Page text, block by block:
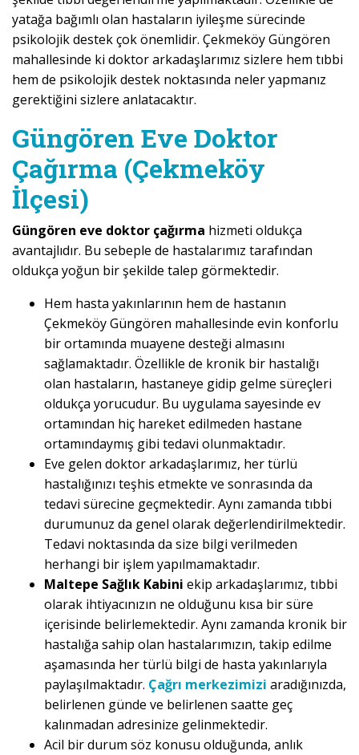
yatağa bağımlı olan hastaların iyileşme sürecinde
psikolojik destek çok önemlidir. Çekmeköy Güngören
mahallesinde ki doktor arkadaşlarımız sizlere hem tıbbi
hem de psikolojik destek noktasında neler yapmanız
gerektiğini sizlere anlatacaktır.
Güngören Eve Doktor
Çağırma (Çekmeköy
İlçesi)
Güngören eve doktor çağırma hizmeti oldukça
avantajlıdır. Bu sebeple de hastalarımız tarafından
oldukça yoğun bir şekilde talep görmektedir.
Hem hasta yakınlarının hem de hastanın
Çekmeköy Güngören mahallesinde evin konforlu
bir ortamında muayene desteği almasını
sağlamaktadır. Özellikle de kronik bir hastalığı
olan hastaların, hastaneye gidip gelme süreçleri
oldukça yorucudur. Bu uygulama sayesinde ev
ortamından hiç hareket edilmeden hastane
ortamındaymış gibi tedavi olunmaktadır.
Eve gelen doktor arkadaşlarımız, her türlü
hastalığınızı teşhis etmekte ve sonrasında da
tedavi sürecine geçmektedir. Aynı zamanda tıbbi
durumunuz da genel olarak değerlendirilmektedir.
Tedavi noktasında da size bilgi verilmeden
herhangi bir işlem yapılmamaktadır.
Maltepe Sağlık Kabini ekip arkadaşlarımız, tıbbi
olarak ihtiyacınızın ne olduğunu kısa bir süre
içerisinde belirlemektedir. Aynı zamanda kronik bir
hastalığa sahip olan hastalarımızın, takip edilme
aşamasında her türlü bilgi de hasta yakınlarıyla
paylaşılmaktadır. Çağrı merkezimizi aradığınızda,
belirlenen günde ve belirlenen saatte geç
kalınmadan adresinize gelinmektedir.
Acil bir durum söz konusu olduğunda, anlık